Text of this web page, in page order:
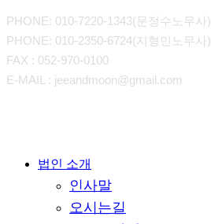
PHONE: 010-7220-1343(문정수노무사)
PHONE: 010-2350-6724(지형민노무사)
FAX : 052-970-0100
E-MAIL : jeeandmoon@gmail.com
Close 법인 소개
인사말
오시는길